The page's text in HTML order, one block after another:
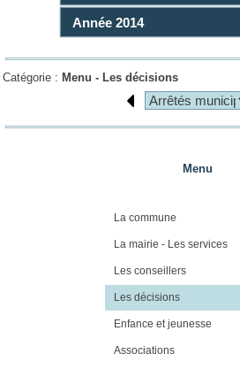
Année 2014
Catégorie : Menu - Les décisions
Menu
La commune
La mairie - Les services
Les conseillers
Les décisions
Enfance et jeunesse
Associations